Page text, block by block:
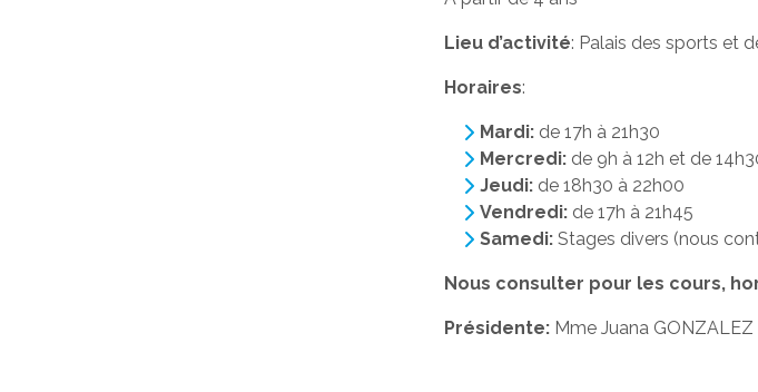
Lieu d’activité: Palais des sports et
Horaires:
Mardi: de 17h à 21h30
Mercredi: de 9h à 12h et de
Jeudi: de 18h30 à 22h00
Vendredi: de 17h à 21h45
Samedi: Stages divers (nous
Nous consulter pour les cours,
Présidente: Mme Juana GONZALEZ